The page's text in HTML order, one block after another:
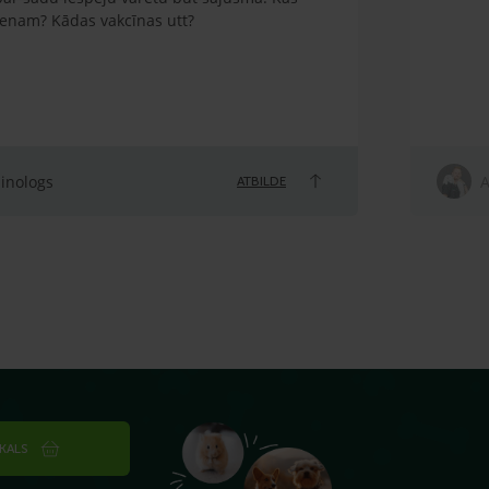
Kādas vakcīnas utt?
ATBILDE